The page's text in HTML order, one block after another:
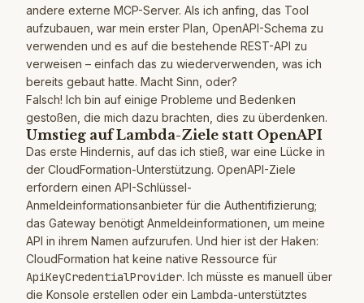
andere externe MCP-Server. Als ich anfing, das Tool
aufzubauen, war mein erster Plan, OpenAPI-Schema zu
verwenden und es auf die bestehende REST-API zu
verweisen – einfach das zu wiederverwenden, was ich
bereits gebaut hatte. Macht Sinn, oder?
Falsch! Ich bin auf einige Probleme und Bedenken
gestoßen, die mich dazu brachten, dies zu überdenken.
Umstieg auf Lambda-Ziele statt OpenAPI
Das erste Hindernis, auf das ich stieß, war eine Lücke in
der CloudFormation-Unterstützung. OpenAPI-Ziele
erfordern einen API-Schlüssel-
Anmeldeinformationsanbieter für die Authentifizierung;
das Gateway benötigt Anmeldeinformationen, um meine
API in ihrem Namen aufzurufen. Und hier ist der Haken:
CloudFormation hat keine native Ressource für
ApiKeyCredentialProvider. Ich müsste es manuell über
die Konsole erstellen oder ein Lambda-unterstütztes